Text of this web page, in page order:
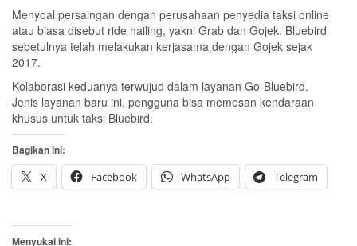
Menyoal persaingan dengan perusahaan penyedia taksi online
atau biasa disebut ride hailing, yakni Grab dan Gojek. Bluebird
sebetulnya telah melakukan kerjasama dengan Gojek sejak
2017.
Kolaborasi keduanya terwujud dalam layanan Go-Bluebird.
Jenis layanan baru ini, pengguna bisa memesan kendaraan
khusus untuk taksi Bluebird.
Bagikan ini:
X
Facebook WhatsApp Telegram
Menyukai ini: